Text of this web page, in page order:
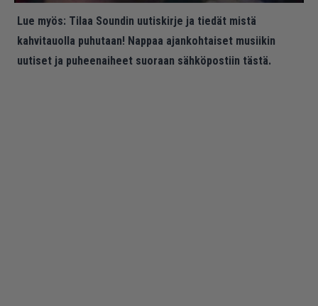
Lue myös: Tilaa Soundin uutiskirje ja tiedät mistä
kahvitauolla puhutaan! Nappaa ajankohtaiset musiikin
uutiset ja puheenaiheet suoraan sähköpostiin tästä.